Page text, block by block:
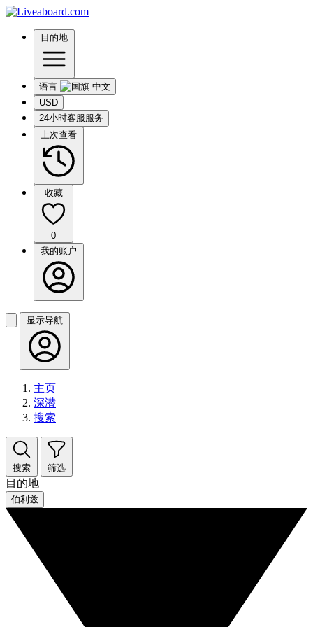
目的地
语言
USD
24小时客服服务
上次查看
收藏
0
我的账户
显示导航
主页
深潜
搜索
搜索 筛选
目的地
伯利兹